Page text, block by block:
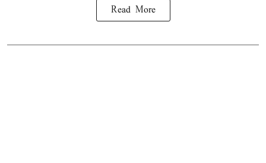
Read More